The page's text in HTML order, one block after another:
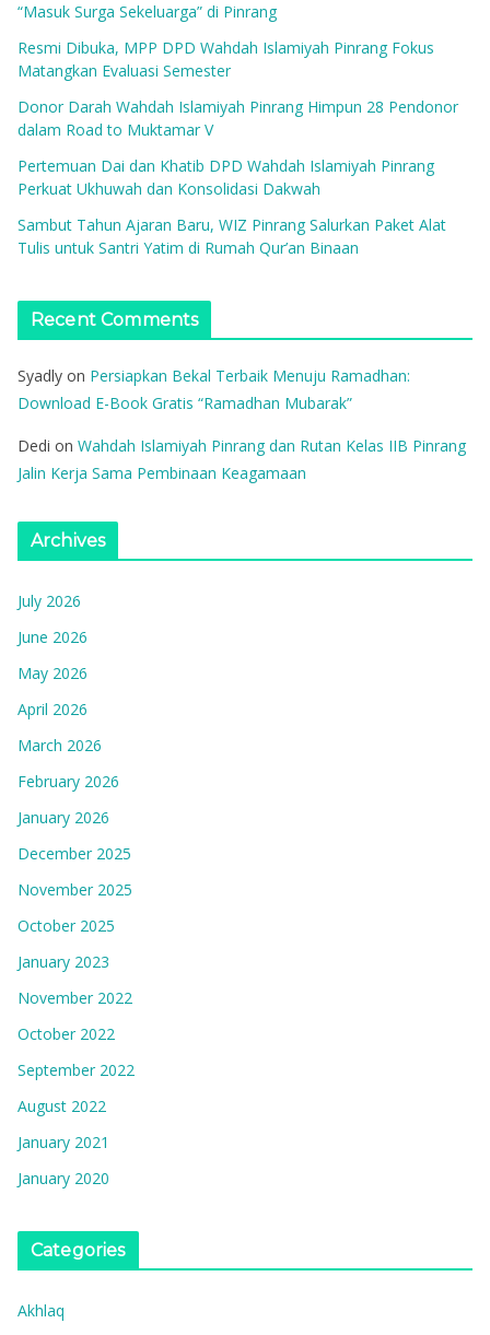
“Masuk Surga Sekeluarga” di Pinrang
Resmi Dibuka, MPP DPD Wahdah Islamiyah Pinrang Fokus
Matangkan Evaluasi Semester
Donor Darah Wahdah Islamiyah Pinrang Himpun 28 Pendonor
dalam Road to Muktamar V
Pertemuan Dai dan Khatib DPD Wahdah Islamiyah Pinrang
Perkuat Ukhuwah dan Konsolidasi Dakwah
Sambut Tahun Ajaran Baru, WIZ Pinrang Salurkan Paket Alat
Tulis untuk Santri Yatim di Rumah Qur’an Binaan
Recent Comments
Syadly on Persiapkan Bekal Terbaik Menuju Ramadhan:
Download E-Book Gratis “Ramadhan Mubarak”
Dedi on Wahdah Islamiyah Pinrang dan Rutan Kelas IIB Pinrang
Jalin Kerja Sama Pembinaan Keagamaan
Archives
July 2026
June 2026
May 2026
April 2026
March 2026
February 2026
January 2026
December 2025
November 2025
October 2025
January 2023
November 2022
October 2022
September 2022
August 2022
January 2021
January 2020
Categories
Akhlaq